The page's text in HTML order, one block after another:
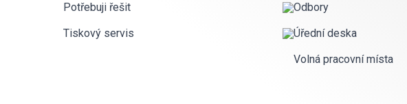
Potřebuji řešit
Tiskový servis
Odbory
Úřední deska
Volná pracovní místa